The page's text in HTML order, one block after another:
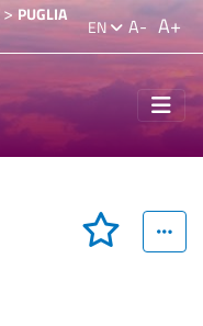
> PUGLIA
EN A- A+